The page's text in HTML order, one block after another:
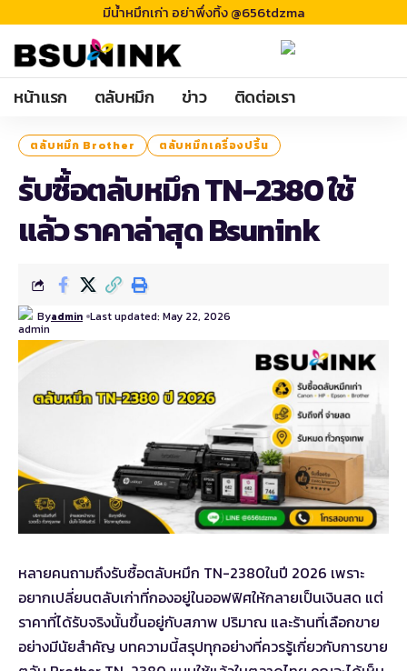
มีน้ำหมึกเก่า อย่าพึ่งทิ้ง @656tdzma
หน้าแรก ตลับหมึก ข่าว ติดต่อเรา
ตลับหมึก Brother ตลับหมึกเครื่องปริ้น
รับซื้อตลับหมึก TN-2380 ใช้
แล้ว ราคาล่าสุด Bsunink
Byadmin Last updated: May 22, 2026
หลายคนถามถึงรับซื้อตลับหมึก TN-2380ในปี 2026 เพราะ
อยากเปลี่ยนตลับเก่าที่กองอยู่ในออฟฟิศให้กลายเป็นเงินสด แต่
ราคาที่ได้รับจริงนั้นขึ้นอยู่กับสภาพ ปริมาณ และร้านที่เลือกขาย
อย่างมีนัยสำคัญ บทความนี้สรุปทุกอย่างที่ควรรู้เกี่ยวกับการขาย